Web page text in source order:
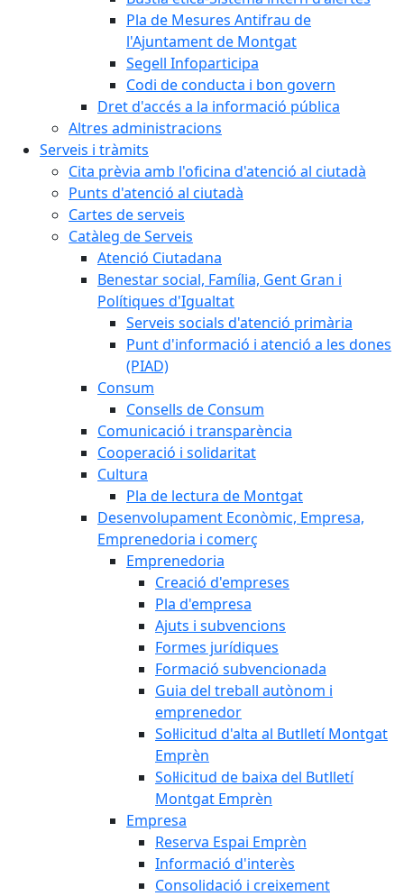
Pla de Mesures Antifrau de
l'Ajuntament de Montgat
Segell Infoparticipa
Codi de conducta i bon govern
Dret d'accés a la informació pública
Altres administracions
Serveis i tràmits
Cita prèvia amb l'oficina d'atenció al ciutadà
Punts d'atenció al ciutadà
Cartes de serveis
Catàleg de Serveis
Atenció Ciutadana
Benestar social, Família, Gent Gran i
Polítiques d'Igualtat
Serveis socials d'atenció primària
Punt d'informació i atenció a les dones
(PIAD)
Consum
Consells de Consum
Comunicació i transparència
Cooperació i solidaritat
Cultura
Pla de lectura de Montgat
Desenvolupament Econòmic, Empresa,
Emprenedoria i comerç
Emprenedoria
Creació d'empreses
Pla d'empresa
Ajuts i subvencions
Formes jurídiques
Formació subvencionada
Guia del treball autònom i
emprenedor
Sol·licitud d'alta al Butlletí Montgat
Emprèn
Sol·licitud de baixa del Butlletí
Montgat Emprèn
Empresa
Reserva Espai Emprèn
Informació d'interès
Consolidació i creixement